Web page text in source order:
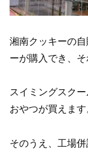
湘南クッキーの
ーが購入でき、そ
スイミングスク
おやつが買えます
そのうえ、工場